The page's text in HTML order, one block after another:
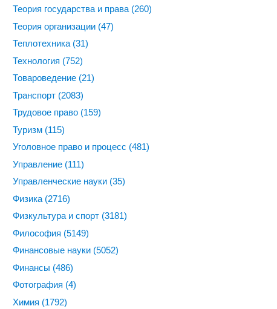
Теория государства и права (260)
Теория организации (47)
Теплотехника (31)
Технология (752)
Товароведение (21)
Транспорт (2083)
Трудовое право (159)
Туризм (115)
Уголовное право и процесс (481)
Управление (111)
Управленческие науки (35)
Физика (2716)
Физкультура и спорт (3181)
Философия (5149)
Финансовые науки (5052)
Финансы (486)
Фотография (4)
Химия (1792)